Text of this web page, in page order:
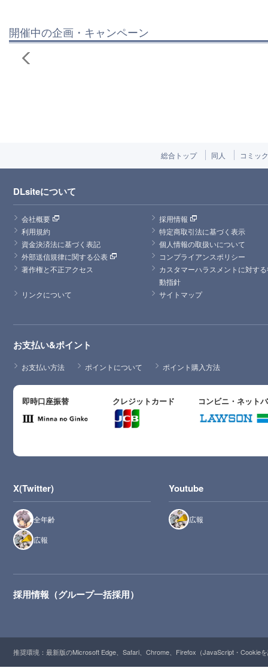
開催中の企画・キャンペーン
総合トップ 同人 コミッ
DLsiteについて
会社概要
採用情報
利用規約
特定商取引法に基づく表示
資金決済法に基づく表記
個人情報の取扱いについて
外部送信規律に関する公表
コンプライアンスポリシー
著作権と不正アクセス
カスタマーハラスメントに対す
動指針
リンクについて
サイトマップ
お支払い&ポイント
お支払い方法 ポイントについて ポイント購入方法
即時口座振替 クレジットカード コンビニ・ネット
X(Twitter)
全年齢
広報
Youtube
広報
採用情報（グループ一括採用）
推奨環境：最新版のMicrosoft Edge、Safari、Chrome、Firefox（JavaScript・Cookie